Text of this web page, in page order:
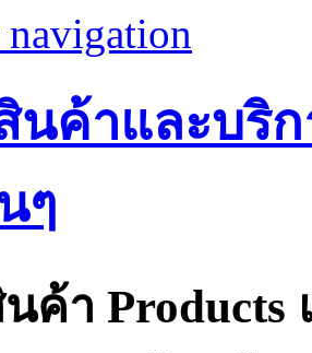
นค้าและบริ
ๆ
ค้า Products